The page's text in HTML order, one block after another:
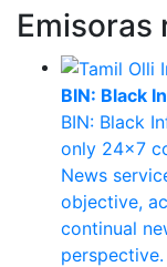
Emisoras
BIN: Black
BIN: Black
only 24x7
News
objective,
continual
perspective.